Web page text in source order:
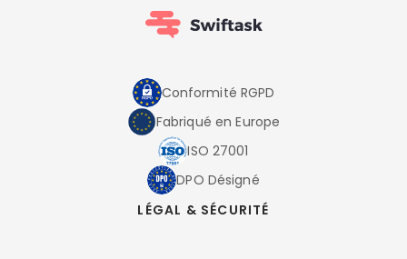
Conformité RGPD
Fabriqué en Europe
ISO 27001
DPO Désigné
LÉGAL & SÉCURITÉ